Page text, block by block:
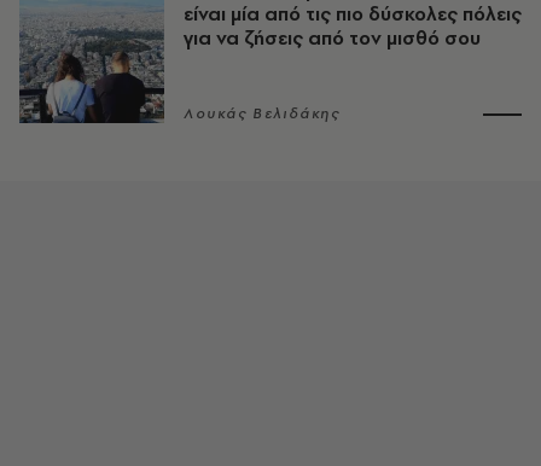
είναι μία από τις πιο δύσκολες πόλεις
για να ζήσεις από τον μισθό σου
Λουκάς Βελιδάκης